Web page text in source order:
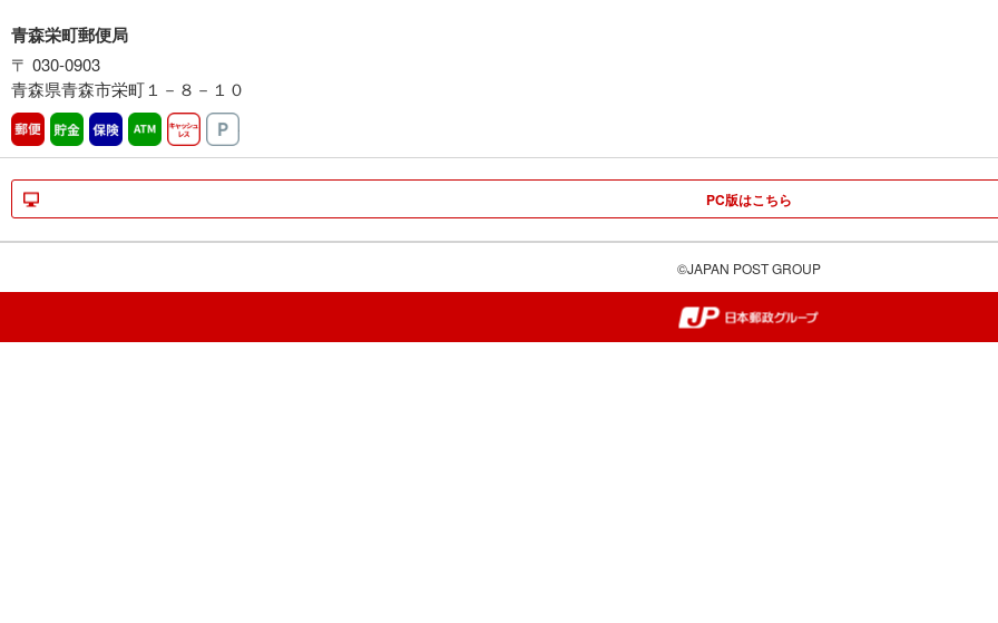
青森栄町郵便局
〒 030-0903
青森県青森市栄町１－８－１０
郵便 貯金 保険 ATM営業中キャッシュレス
PC版はこちら
©JAPAN POST GROUP